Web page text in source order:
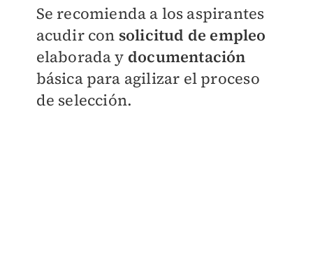
Se recomienda a los aspirantes
acudir con solicitud de empleo
elaborada y documentación
básica para agilizar el proceso
de selección.